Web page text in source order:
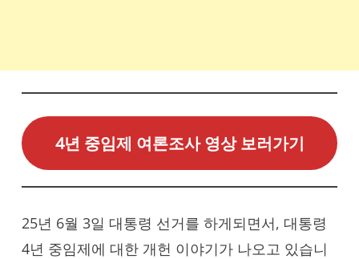
4년 중임제 여론조사 영상 보러가기
25년 6월 3일 대통령 선거를 하게되면서, 대통령
4년 중임제에 대한 개헌 이야기가 나오고 있습니